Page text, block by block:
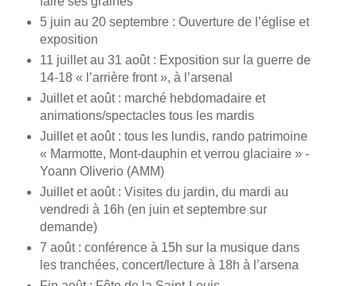
5 juin au 20 septembre : Ouverture de l’église et
exposition
11 juillet au 31 août : Exposition sur la guerre de
14-18 « l’arrière front », à l’arsenal
Juillet et août : marché hebdomadaire et
animations/spectacles tous les mardis
Juillet et août : tous les lundis, rando patrimoine
« Marmotte, Mont-dauphin et verrou glaciaire » -
Yoann Oliverio (AMM)
Juillet et août : Visites du jardin, du mardi au
vendredi à 16h (en juin et septembre sur
demande)
7 août : conférence à 15h sur la musique dans
les tranchées, concert/lecture à 18h à l’arsena